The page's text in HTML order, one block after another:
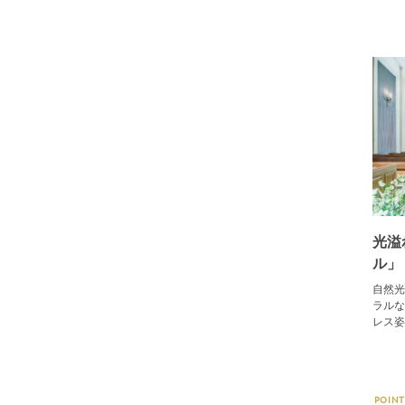
光溢
ル」
自然
ラル
レス
POINT